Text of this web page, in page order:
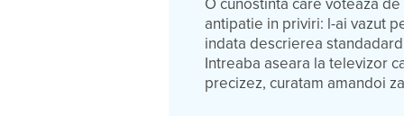
O cunostinta care voteaza
antipatie in priviri: l-ai vazut
indata descrierea
Intreaba aseara la televizor
precizez, curatam amandoi